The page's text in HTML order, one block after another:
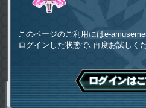
このページのご利用にはe-
ログインした状態で､再度お試しくだ
ログインはこち